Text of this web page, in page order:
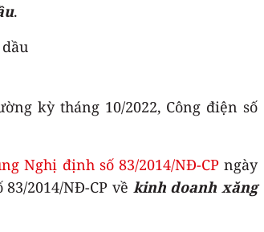
.
kỳ tháng 10/2022, Công điện số
Nghị định số 83/2014/NĐ-CPngày
2014/NĐ-CP về kinh doanh xăng